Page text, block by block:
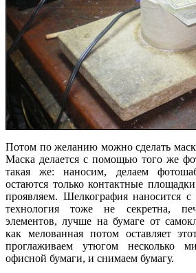
Потом по желанию можно сделать
Маска делается с помощью того же
такая же: наносим, делаем
остаются только контактные
проявляем. Шелкография наносится
технология тоже не секретна,
элементов, лучше на бумаге от
как мелованная потом оставляет
проглаживаем утюгом несколько
офисной бумаги, и снимаем бумагу.